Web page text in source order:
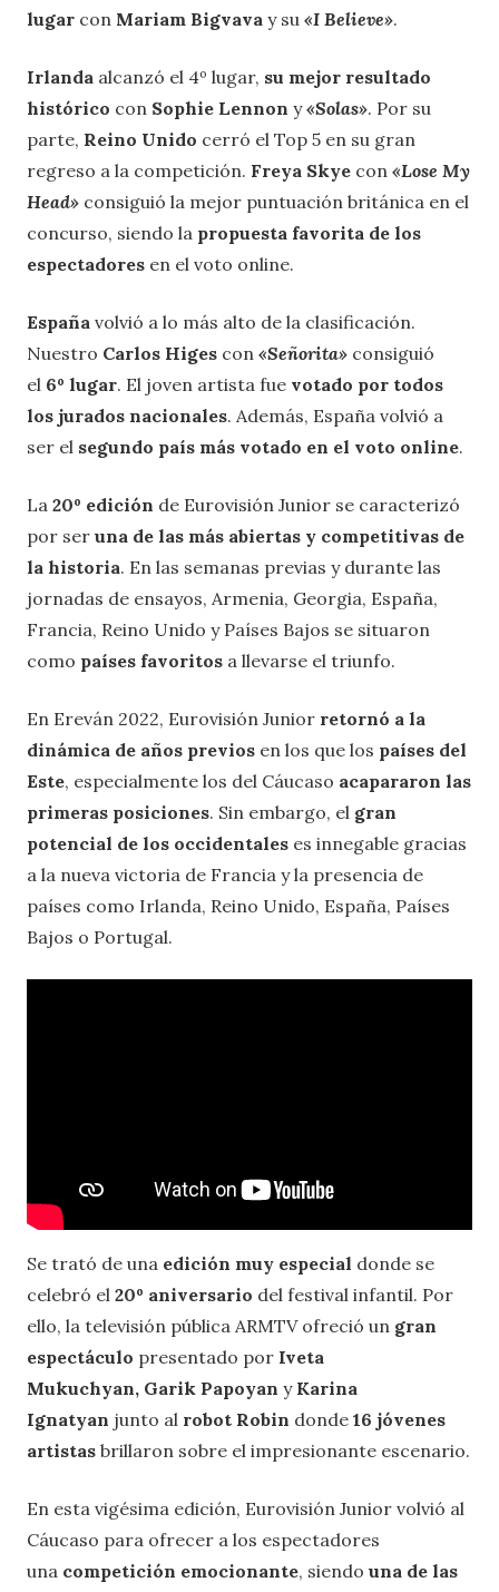
lugar con Mariam Bigvava y su «I Believe».
Irlanda alcanzó el 4º lugar, su mejor resultado
histórico con Sophie Lennon y «Solas». Por su
parte, Reino Unido cerró el Top 5 en su gran
regreso a la competición. Freya Skye con «Lose My
Head» consiguió la mejor puntuación británica en el
concurso, siendo la propuesta favorita de los
espectadores en el voto online.
España volvió a lo más alto de la clasificación.
Nuestro Carlos Higes con «Señorita» consiguió
el 6º lugar. El joven artista fue votado por todos
los jurados nacionales. Además, España volvió a
ser el segundo país más votado en el voto online.
La 20º edición de Eurovisión Junior se caracterizó
por ser una de las más abiertas y competitivas de
la historia. En las semanas previas y durante las
jornadas de ensayos, Armenia, Georgia, España,
Francia, Reino Unido y Países Bajos se situaron
como países favoritos a llevarse el triunfo.
En Ereván 2022, Eurovisión Junior retornó a la
dinámica de años previos en los que los países del
Este, especialmente los del Cáucaso acapararon las
primeras posiciones. Sin embargo, el gran
potencial de los occidentales es innegable gracias
a la nueva victoria de Francia y la presencia de
países como Irlanda, Reino Unido, España, Países
Bajos o Portugal.
Se trató de una edición muy especial donde se
celebró el 20º aniversario del festival infantil. Por
ello, la televisión pública ARMTV ofreció un gran
espectáculo presentado por Iveta
Mukuchyan, Garik Papoyan y Karina
Ignatyan junto al robot Robin donde 16 jóvenes
artistas brillaron sobre el impresionante escenario.
En esta vigésima edición, Eurovisión Junior volvió al
Cáucaso para ofrecer a los espectadores
una competición emocionante, siendo una de las